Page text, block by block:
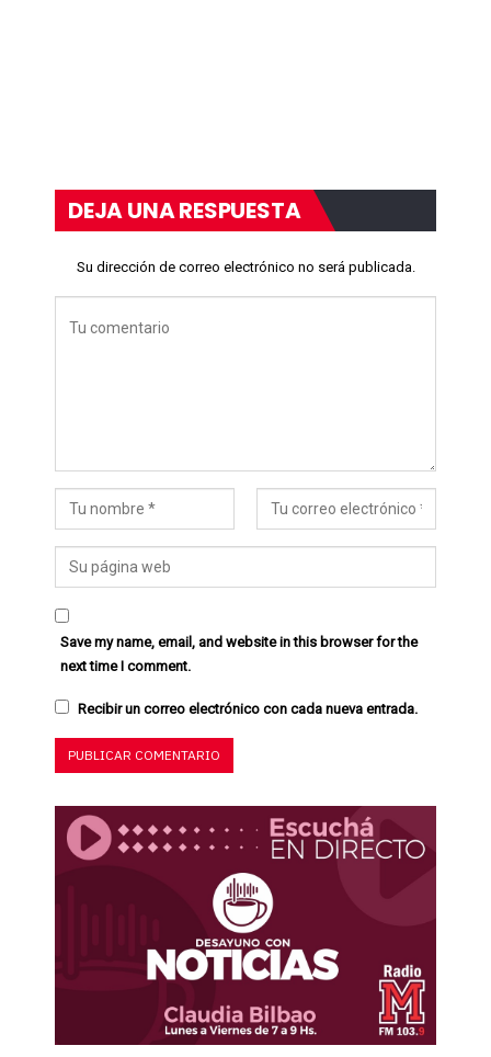
DEJA UNA RESPUESTA
Su dirección de correo electrónico no será publicada.
Save my name, email, and website in this browser for the
next time I comment.
Recibir un correo electrónico con cada nueva entrada.